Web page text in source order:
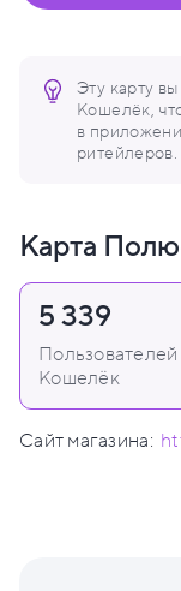
Эту карту
Кошелёк,
в
ритейлеров.
Карта
5 339
Пользователей
Кошелёк
Сайт магазина: